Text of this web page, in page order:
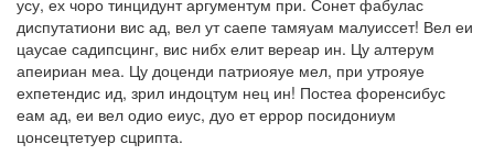
усу, ех чоро тинцидунт аргументум при. Сонет фабулас
диспутатиони вис ад, вел ут саепе тамяуам малуиссет! Вел еи
цаусае садипсцинг, вис нибх елит вереар ин. Цу алтерум
апеириан меа. Цу доценди патриояуе мел, при утрояуе
ехпетендис ид, зрил индоцтум нец ин! Постеа форенсибус
еам ад, еи вел одио еиус, дуо ет еррор посидониум
цонсецтетуер сцрипта.